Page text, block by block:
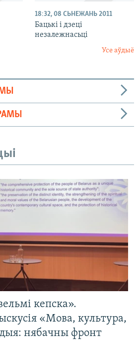
18:32, 08 СЬНЕЖАНЬ 2011
Бацькі і дзеці
незалежнасьці
Усе аўдыё
кепска».
«Мова, культура,
нябачны фронт